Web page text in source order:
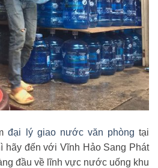
đại lý giao nước văn phòng tại
hãy đến với Vĩnh Hảo Sang Phát
đầu về lĩnh vực nước uống khu